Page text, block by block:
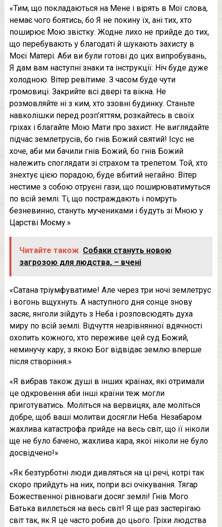
«Тим, що покладаються на Мене і вірять в Мої слова,
немає чого боятись, бо Я не покину їх, ані тих, хто
поширює Мою звістку. Жодне лихо не прийде до тих,
що перебувають у благодаті й шукають захисту в
Моєї Матері. Аби ви були готові до цих випробувань,
Я дам вам наступні знаки та інструкції: Ніч буде дуже
холодною. Вітер ревітиме. З часом буде чути
громовиці. Закрийте всі двері та вікна. Не
розмовляйте ні з ким, хто ззовні будинку. Станьте
навколішки перед розп’яттям, розкайтесь в своїх
гріхах і благайте Мою Мати про захист. Не виглядайте
підчас землетрусів, бо гнів Божий святий! Ісус не
хоче, аби ми бачили гнів Божий, бо гнів Божий
належить споглядати зі страхом та трепетом. Той, хто
знехтує цією порадою, буде вбитий негайно. Вітер
нестиме з собою отруєні гази, що поширюватимуться
по всій землі. Ті, що постраждають і помруть
безневинно, стануть мучениками і будуть зі Мною у
Царстві Моєму.»
Читайте також Собаки стануть новою
загрозою для людства, – вчені
«Сатана тріумфуватиме! Але через три ночі землетрус
і вогонь вщухнуть. А наступного дня сонце знову
засяє, янголи зійдуть з Неба і розповсюдять духа
миру по всій землі. Відчуття незрівнянної вдячності
охопить кожного, хто переживе цей суд Божий,
неминучу кару, з якою Бог відвідає землю вперше
після створіння.»
«Я вибрав також душі в інших країнах, які отримали
це одкровення аби інші країни теж могли
приготуватись. Моліться на вервицях, але моліться
добре, щоб ваші молитви досягли Неба. Незабаром
жахлива катастрофа прийде на весь світ, що її ніколи
ще не було бачено, жахлива кара, якої ніколи не було
досвідчено!»
«Як безтурботні люди дивляться на ці речі, котрі так
скоро прийдуть на них, попри всі очікування. Тягар
Божественної рівноваги досяг землі! Гнів Мого
Батька виллється на весь світ! Я ще раз застерігаю
світ так, як Я це часто робив до цього. Гріхи людства